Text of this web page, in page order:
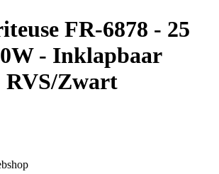
FR-6878 - 25
- Inklapbaar
RVS/Zwart